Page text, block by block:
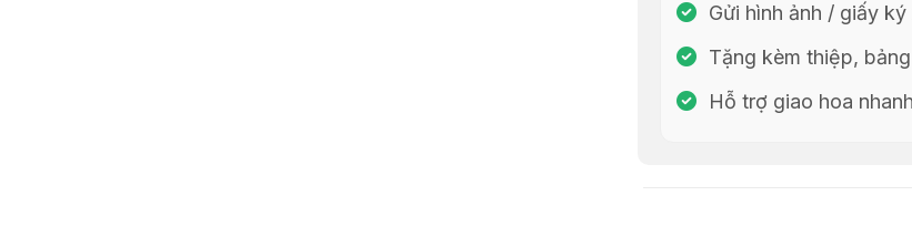
Gửi hình ảnh / giấy
Tặng kèm thiệp,
Hỗ trợ giao hoa